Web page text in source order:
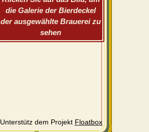
die Galerie der Bierdeckel
der ausgewählte Brauerei zu
sehen
Unterstütz dem Projekt Floatbox